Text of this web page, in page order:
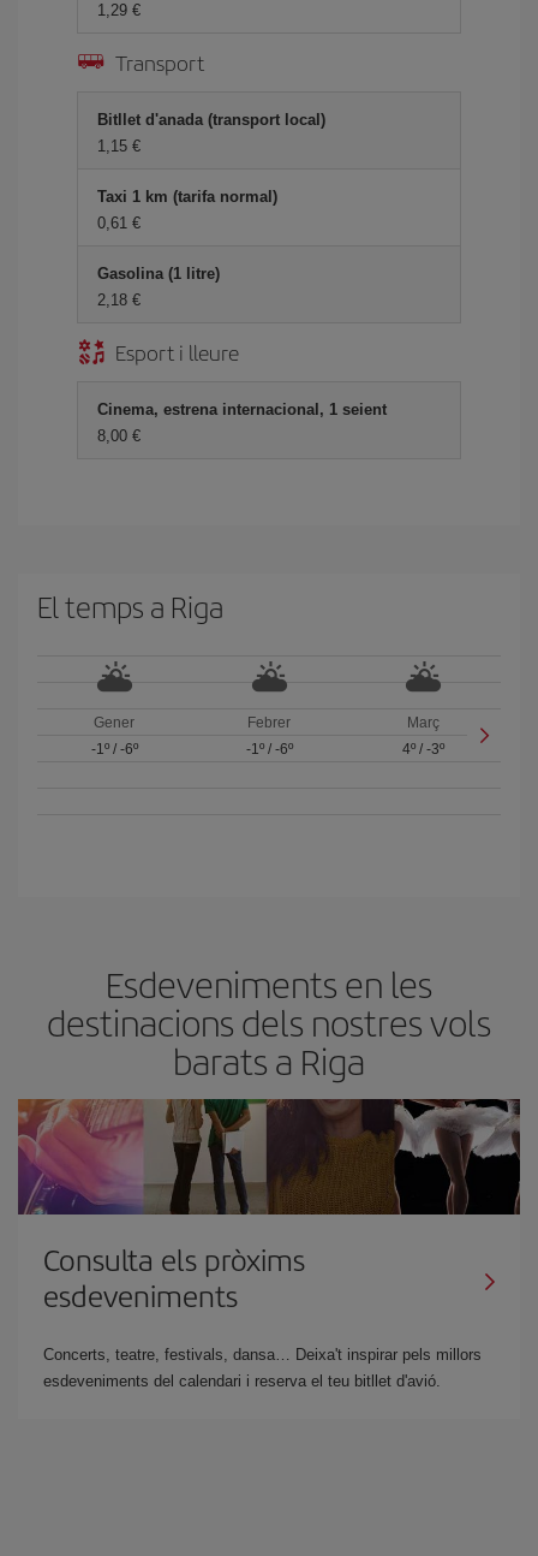
1,29
Transport
Bitllet d'anada (transport local)
1,15
Taxi 1 km (tarifa normal)
0,61
Gasolina (1 litre)
2,18
Esport i lleure
Cinema, estrena internacional, 1 seient
8,00
El temps a Riga
Gener
-1º/ -6º
Febrer
-1º/ -6º
Març
4º /-3º
Esdeveniments en les
destinacions dels nostres vols
barats a Riga
Consulta els pròxims
esdeveniments
Concerts, teatre, festivals, dansa… Deixa't inspirar pels millors
esdeveniments del calendari i reserva el teu bitllet d'avió.